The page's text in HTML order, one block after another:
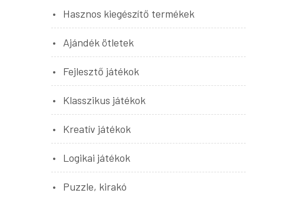
Hasznos kiegészítő termékek
Ajándék ötletek
Fejlesztő játékok
Klasszikus játékok
Kreatív játékok
Logikai játékok
Puzzle, kirakó